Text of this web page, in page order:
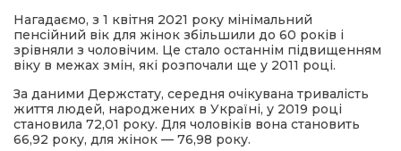
Нагадаємо, з 1 квітня 2021 року мінімальний
пенсійний вік для жінок збільшили до 60 років і
зрівняли з чоловічим. Це стало останнім підвищенням
віку в межах змін, які розпочали ще у 2011 році.
За даними Держстату, середня очікувана тривалість
життя людей, народжених в Україні, у 2019 році
становила 72,01 року. Для чоловіків вона становить
66,92 року, для жінок — 76,98 року.